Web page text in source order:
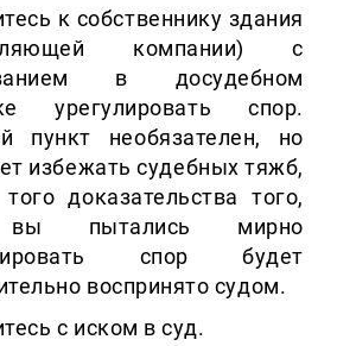
к собственнику здания
компании) с
в досудебном
урегулировать спор.
пункт необязателен, но
избежать судебных тяжб,
доказательства того,
пытались мирно
спор будет
воспринято судом.
с иском в суд.